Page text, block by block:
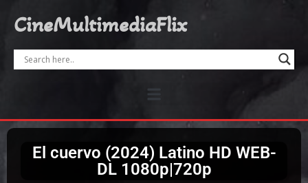
CineMultimediaFlix
El cuervo (2024) Latino HD WEB-
DL 1080p|720p